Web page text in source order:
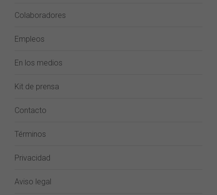
Colaboradores
Empleos
En los medios
Kit de prensa
Contacto
Términos
Privacidad
Aviso legal